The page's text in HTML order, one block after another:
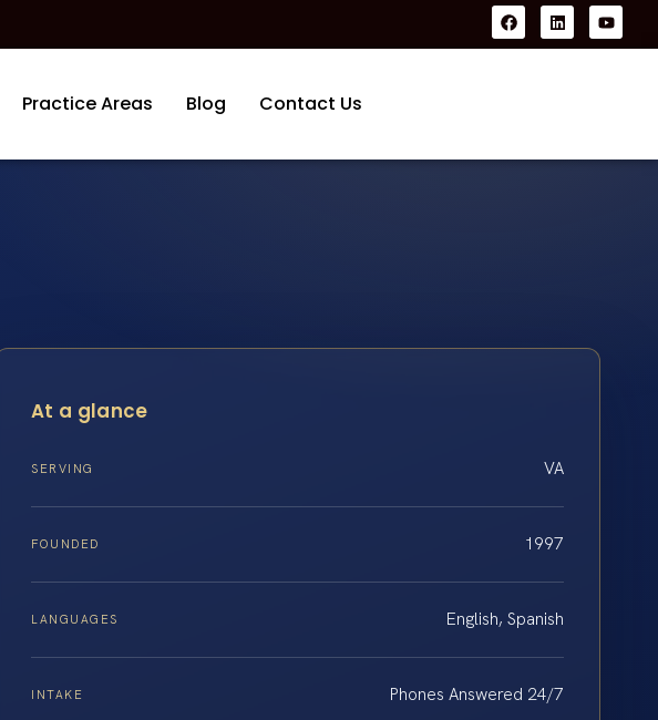
Practice Areas Blog Contact Us
At a glance
SERVING VA
FOUNDED 1997
LANGUAGES English, Spanish
INTAKE Phones Answered 24/7